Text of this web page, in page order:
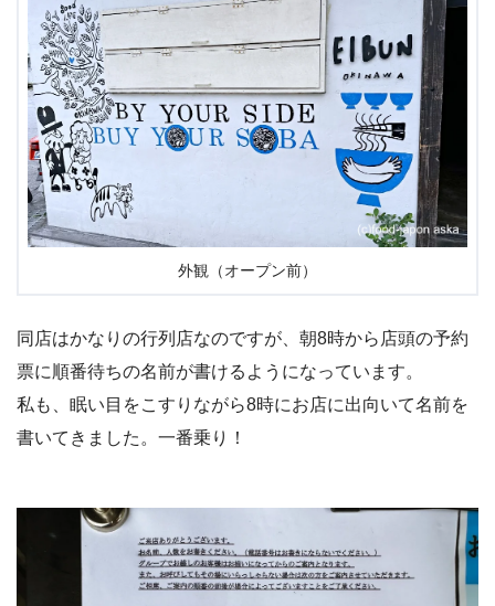
外観（オープン前）
同店はかなりの行列店なのですが、朝8時から店頭の予約
票に順番待ちの名前が書けるようになっています。
私も、眠い目をこすりながら8時にお店に出向いて名前を
書いてきました。一番乗り！